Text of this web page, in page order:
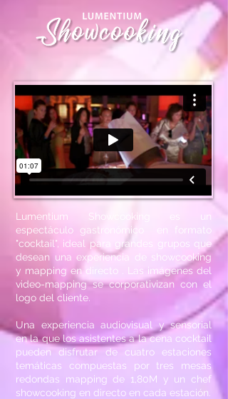
Lumentium Showcooking es un
espectáculo gastronómico en formato
"cocktail", ideal para grandes grupos que
desean una experiencia de showcooking
y mapping en directo . Las imágenes del
video-mapping se corporativizan con el
logo del cliente.
Una experiencia audiovisual y sensorial
en la que los asistentes a la cena cocktail
pueden disfrutar de cuatro estaciones
temáticas compuestas por tres mesas
redondas mapping de 1,80M y un chef
showcooking en directo en cada estación.